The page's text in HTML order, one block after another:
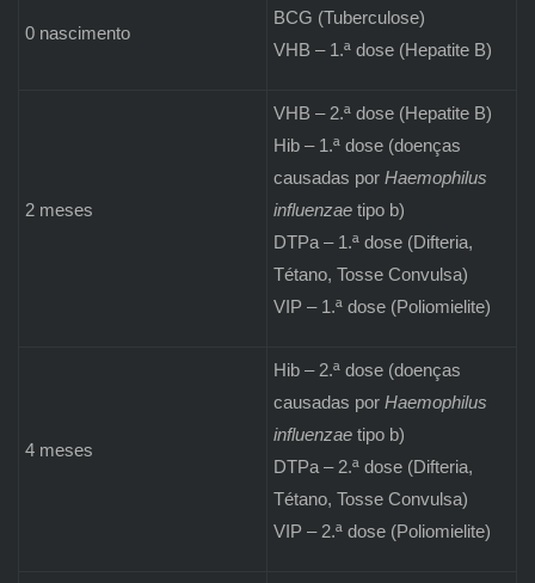
0 nascimento
BCG (Tuberculose)
VHB – 1.ª dose (Hepatite B)
2 meses
VHB – 2.ª dose (Hepatite B)
Hib – 1.ª dose (doenças
causadas por Haemophilus
influenzaetipo b)
DTPa – 1.ª dose (Difteria,
Tétano, Tosse Convulsa)
VIP – 1.ª dose (Poliomielite)
4 meses
Hib – 2.ª dose (doenças
causadas por Haemophilus
influenzaetipo b)
DTPa – 2.ª dose (Difteria,
Tétano, Tosse Convulsa)
VIP – 2.ª dose (Poliomielite)